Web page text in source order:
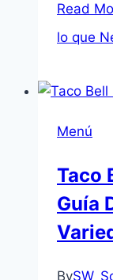
Read
lo que
Menú
Taco
Guía
By